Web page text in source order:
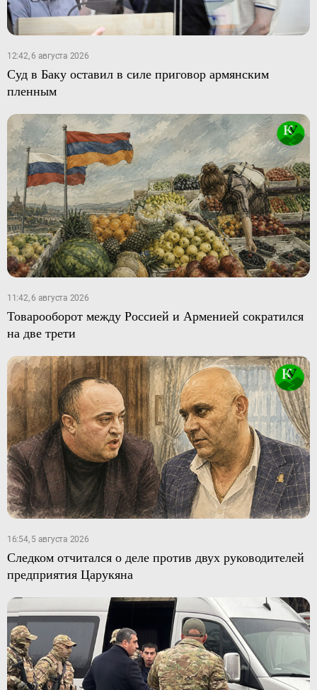
12:42, 6 августа 2026
Суд в Баку оставил в силе приговор армянским
пленным
11:42, 6 августа 2026
Товарооборот между Россией и Арменией сократился
на две трети
16:54, 5 августа 2026
Следком отчитался о деле против двух руководителей
предприятия Царукяна